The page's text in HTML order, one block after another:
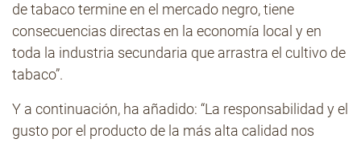
de tabaco termine en el mercado negro, tiene
consecuencias directas en la economía local y en
toda la industria secundaria que arrastra el cultivo de
tabaco”.
Y a continuación, ha añadido: “La responsabilidad y el
gusto por el producto de la más alta calidad nos